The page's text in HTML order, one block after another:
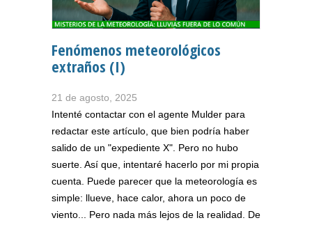
Fenómenos meteorológicos
extraños (I)
21 de agosto, 2025
Intenté contactar con el agente Mulder para
redactar este artículo, que bien podría haber
salido de un "expediente X". Pero no hubo
suerte. Así que, intentaré hacerlo por mi propia
cuenta. Puede parecer que la meteorología es
simple: llueve, hace calor, ahora un poco de
viento... Pero nada más lejos de la realidad. De